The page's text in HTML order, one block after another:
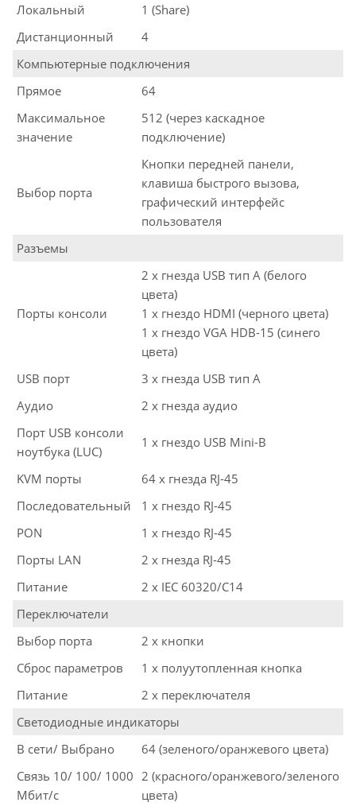
Локальный
1 (Share)
Дистанционный
4
Компьютерные подключения
Прямое
64
Максимальное
значение
512 (через каскадное
подключение)
Выбор порта
Кнопки передней панели,
клавиша быстрого вызова,
графический интерфейс
пользователя
Разъемы
Порты консоли
2 x гнезда USB тип A (белого
цвета)
1 x гнездо HDMI (черного цвета)
1 x гнездо VGA HDB-15 (синего
цвета)
USB порт
3 x гнезда USB тип A
Аудио
2 x гнезда аудио
Порт USB консоли
ноутбука (LUC)
1 x гнездо USB Mini-B
KVM порты
64 x гнезда RJ-45
Последовательный
1 x гнездо RJ-45
PON
1 x гнездо RJ-45
Порты LAN
2 x гнезда RJ-45
Питание
2 x IEC 60320/C14
Переключатели
Выбор порта
2 x кнопки
Сброс параметров
1 x полуутопленная кнопка
Питание
2 x переключателя
Светодиодные индикаторы
В сети/ Выбрано
64 (зеленого/оранжевого цвета)
Связь 10/ 100/ 1000
Мбит/с
2 (красного/оранжевого/зеленого
цвета)